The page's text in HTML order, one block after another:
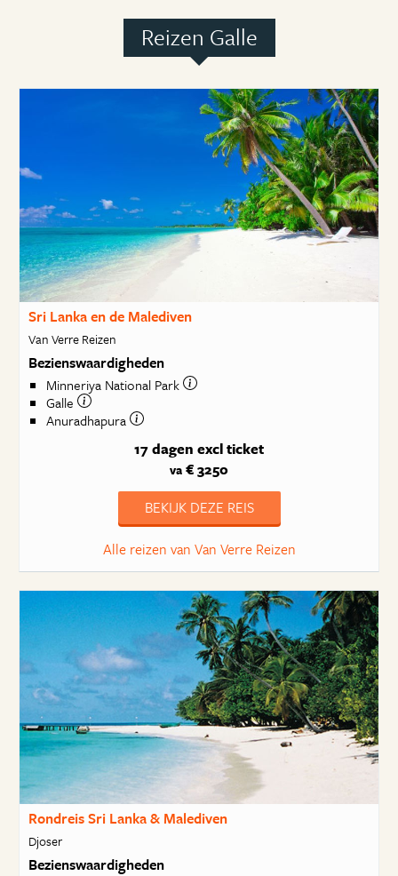
Reizen Galle
Sri Lanka en de Malediven
Van Verre Reizen
Bezienswaardigheden
Minneriya National Park
Galle
Anuradhapura
17 dagen excl ticket
va € 3250
BEKIJK DEZE REIS
Alle reizen van Van Verre Reizen
Rondreis Sri Lanka & Malediven
Djoser
Bezienswaardigheden